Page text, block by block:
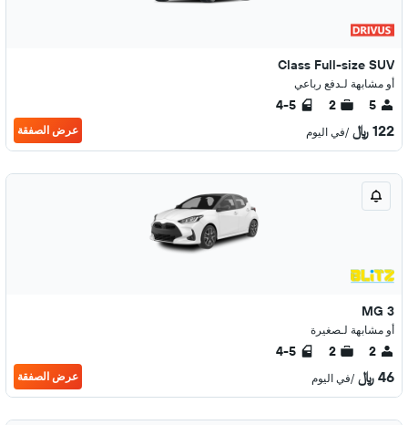
Class Full-size SUV
أو مشابهة لـدفع رباعي
5
2
4-5
122 ﷼ /في اليوم عرض الصفقة
MG 3
أو مشابهة لـصغيرة
2
2
4-5
46 ﷼ /في اليوم عرض الصفقة